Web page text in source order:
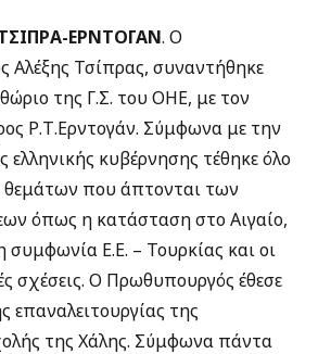
ΕΡΝΤΟΓΑΝ. Ο
Αλέξης Τσίπρας, συναντήθηκε
της Γ.Σ. του ΟΗΕ, με τον
Ρ.Τ.Ερντογάν. Σύμφωνα με την
ελληνικής κυβέρνησης τέθηκε όλο
που άπτονται των
όπως η κατάσταση στο Αιγαίο,
συμφωνία Ε.Ε. – Τουρκίας και οι
σχέσεις. Ο Πρωθυπουργός έθεσε
επαναλειτουργίας της
της Χάλης. Σύμφωνα πάντα